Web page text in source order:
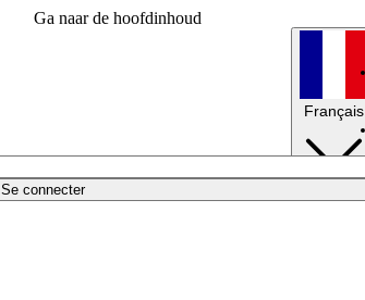
Ga naar de hoofdinhoud
Se connecter
Français